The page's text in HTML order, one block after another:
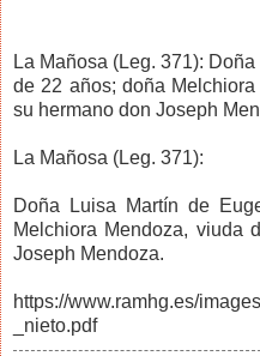
La Mañosa (Leg. 371):
de 22 años; doña
su hermano don Joseph
La Mañosa (Leg. 371):
Doña Luisa Martín de
Melchiora Mendoza, viuda
Joseph Mendoza.
https://www.ramhg.es/
_nieto.pdf